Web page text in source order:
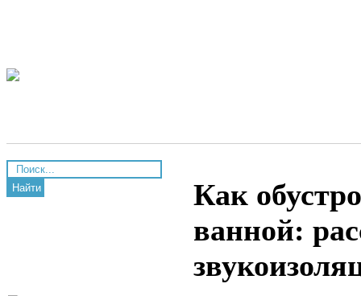
Найти
Как
ванной: